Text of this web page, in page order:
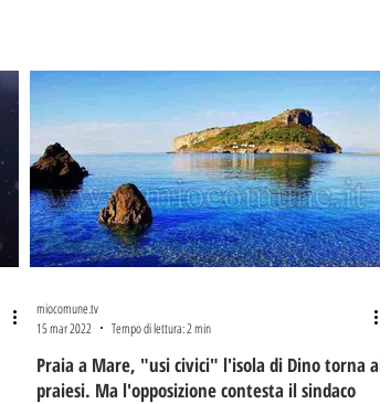
Praia a Mare, "usi civici" l'isola di Dino torna ai
praiesi. Ma l'opposizione contesta il sindaco
miocomune.tv
15 mar 2022
Tempo di lettura: 2 min